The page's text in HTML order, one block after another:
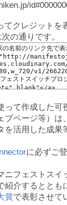
てクレジットを
の通りです。
って作成した可
ブページ等）は、
を活用した成果
に必ずご
ニフェストスイ
紹介するととも
賞で表彰させて